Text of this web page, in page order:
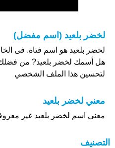
لخضر بلعيد (اسم مفضل)
لخضر بلعيد هو اسم فتاة. فى
هل أسمك لخضر بلعيد? من
لتحسين هذا الملف الشخصي
معني لخضر بلعيد
معني اسم لخضر بلعيد غير
التصنيف